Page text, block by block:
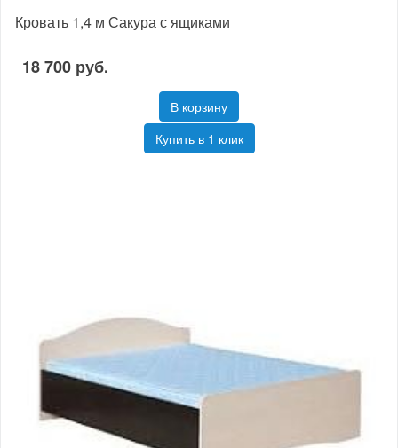
Кровать 1,4 м Сакура с ящиками
18 700 руб.
В корзину
Купить в 1 клик